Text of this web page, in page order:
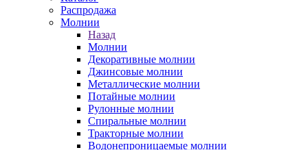
Распродажа
Молнии
Назад
Молнии
Декоративные молнии
Джинсовые молнии
Металлические молнии
Потайные молнии
Рулонные молнии
Спиральные молнии
Тракторные молнии
Водонепроницаемые молнии